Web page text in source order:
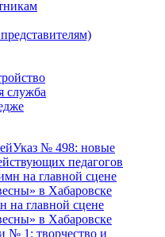
служба
Указ № 498: новые
педагогов
на главной сцене
в Хабаровске